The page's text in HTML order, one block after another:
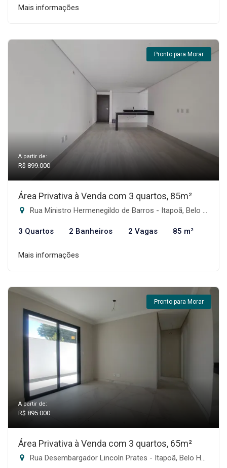
Mais informações
Pronto para Morar
A partir de:
R$ 899.000
Área Privativa à Venda com 3 quartos, 85m²
Rua Ministro Hermenegildo de Barros - Itapoã, Belo Horizonte-MG
3 Quartos 2 Banheiros 2 Vagas 85 m²
Mais informações
Pronto para Morar
A partir de:
R$ 895.000
Área Privativa à Venda com 3 quartos, 65m²
Rua Desembargador Lincoln Prates - Itapoã, Belo Horizonte-MG